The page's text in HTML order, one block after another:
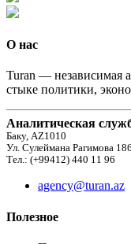
О нас
Turan — независимая
стыке политики,
Аналитическая
Баку, AZ1010
Ул. Сулеймана Рагимова
Тел.: (+99412) 440 11 96
agency@turan.az
Полезное